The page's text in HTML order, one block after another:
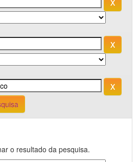
o resultado da pesquisa.